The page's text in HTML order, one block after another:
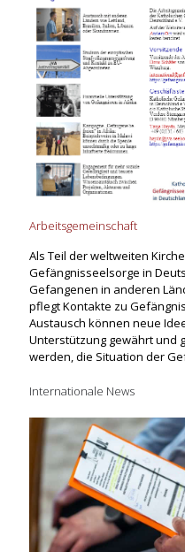
Arbeitsgemeinschaft
Als Teil der weltweiten
Gefängnisseelsorge in
Gefangenen in anderen
pflegt Kontakte zu
Austausch können neue
Unterstützung gewährt und
werden, die Situation der
Internationale News